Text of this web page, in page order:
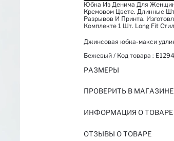
Юбка Из Денима Для
Кремовом Цвете. Длинные
Разрывов И Принта.
Комплекте 1 Шт. Long Fit
Джинсовая юбка-макси
Бежевый / Код товара :
РАЗМЕРЫ
ПРОВЕРИТЬ В МАГАЗИНЕ
ИНФОРМАЦИЯ О ТОВАРЕ
ОТЗЫВЫ О ТОВАРЕ